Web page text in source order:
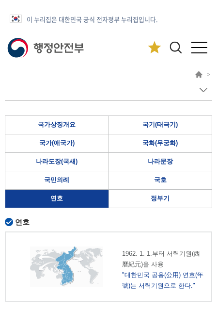
이 누리집은 대한민국 공식 전자정부 누리집입니다.
>
국가상징개요 국기(태극기)
국가(애국가) 국화(무궁화)
나라도장(국새) 나라문장
국민의례 국호
연호 정부기
연호
1962. 1. 1.부터 서력기원(西
曆紀元)을 사용
"대한민국 공용(公用) 연호(年
號)는 서력기원으로 한다."